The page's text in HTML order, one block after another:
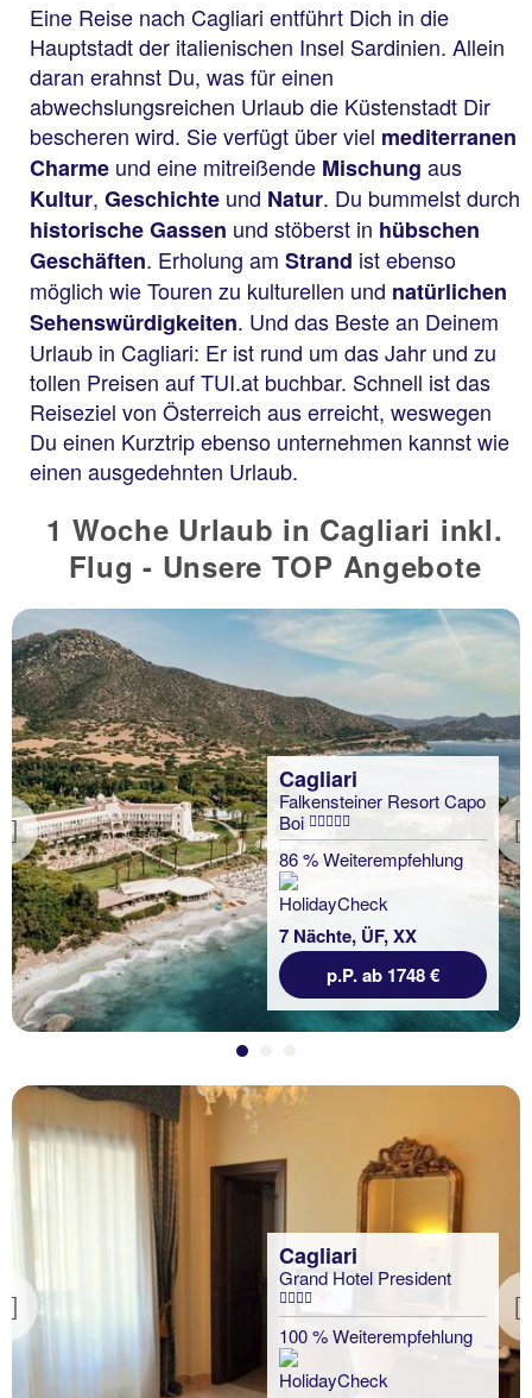
Eine Reise nach Cagliari entführt Dich in die
Hauptstadt der italienischen Insel Sardinien. Allein
daran erahnst Du, was für einen
abwechslungsreichen Urlaub die Küstenstadt Dir
bescheren wird. Sie verfügt über viel mediterranen
Charme und eine mitreißende Mischung aus
Kultur, Geschichte und Natur. Du bummelst durch
historische Gassen und stöberst in hübschen
Geschäften. Erholung am Strand ist ebenso
möglich wie Touren zu kulturellen und natürlichen
Sehenswürdigkeiten. Und das Beste an Deinem
Urlaub in Cagliari: Er ist rund um das Jahr und zu
tollen Preisen auf TUI.at buchbar. Schnell ist das
Reiseziel von Österreich aus erreicht, weswegen
Du einen Kurztrip ebenso unternehmen kannst wie
einen ausgedehnten Urlaub.
1 Woche Urlaub in Cagliari inkl.
Flug - Unsere TOP Angebote
Previous
Cagliari
Falkensteiner Resort Capo
Boi
86 % Weiterempfehlung
7 Nächte, ÜF, XX
p.P. ab 1748 €
Previous
Cagliari
Grand Hotel President
100 % Weiterempfehlung